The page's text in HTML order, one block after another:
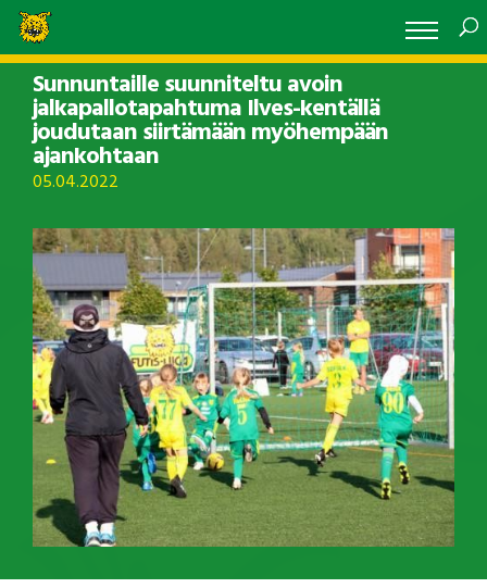
Sunnuntaille suunniteltu avoin
jalkapallotapahtuma Ilves-kentällä
joudutaan siirtämään myöhempään
ajankohtaan
05.04.2022